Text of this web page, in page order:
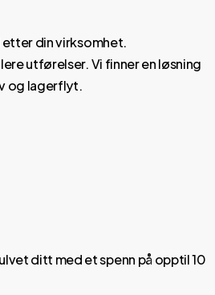
din virksomhet.
utførelser. Vi finner en løsning
og lagerflyt.
ditt med et spenn på opptil 10